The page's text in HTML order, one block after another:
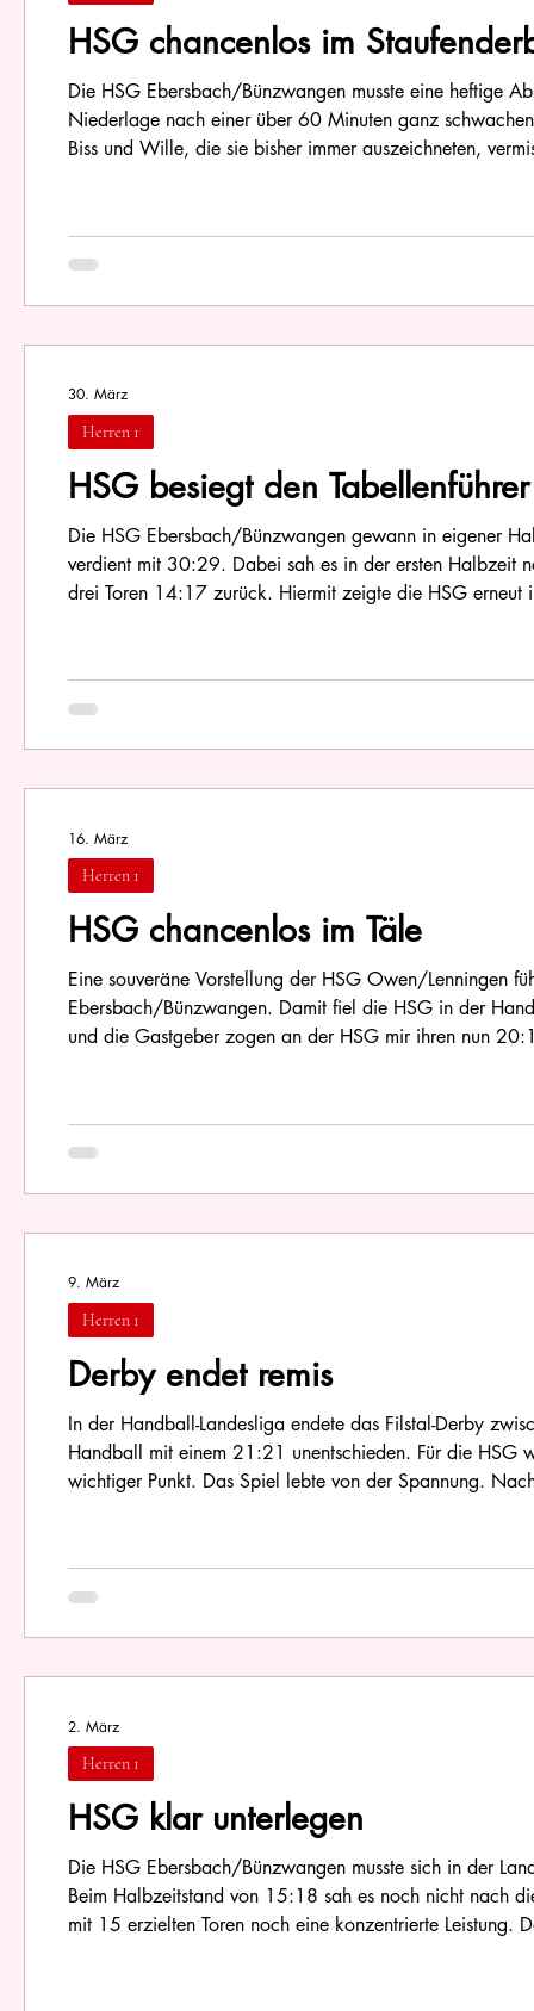
HSG chancenlos im
Die HSG Ebersbach/Bünzwangen musste eine heftige
Niederlage nach einer über 60 Minuten ganz
Biss und Wille, die sie bisher immer auszeichneten,
HSG besiegt den Tabellenführer
Die HSG Ebersbach/Bünzwangen gewann in eigener
verdient mit 30:29. Dabei sah es in der ersten Halbzeit noch ganz anders aus, denn zur Pause lagen die Gastgeber noch mit
drei Toren 14:17 zurück. Hiermit zeigte die HSG erneut
Herren 1
30. März
HSG chancenlos im Täle
Eine souveräne Vorstellung der HSG Owen/Lenningen
Ebersbach/Bünzwangen. Damit fiel die HSG in der
und die Gastgeber zogen an der HSG mir ihren nun
Herren 1
16. März
Derby endet remis
In der Handball-Landesliga endete das Filstal-Derby
Handball mit einem 21:21 unentschieden. Für die HSG
wichtiger Punkt. Das Spiel lebte von der Spannung.
Herren 1
9. März
HSG klar unterlegen
Die HSG Ebersbach/Bünzwangen musste sich in der
Beim Halbzeitstand von 15:18 sah es noch nicht nach
mit 15 erzielten Toren noch eine konzentrierte
Herren 1
2. März